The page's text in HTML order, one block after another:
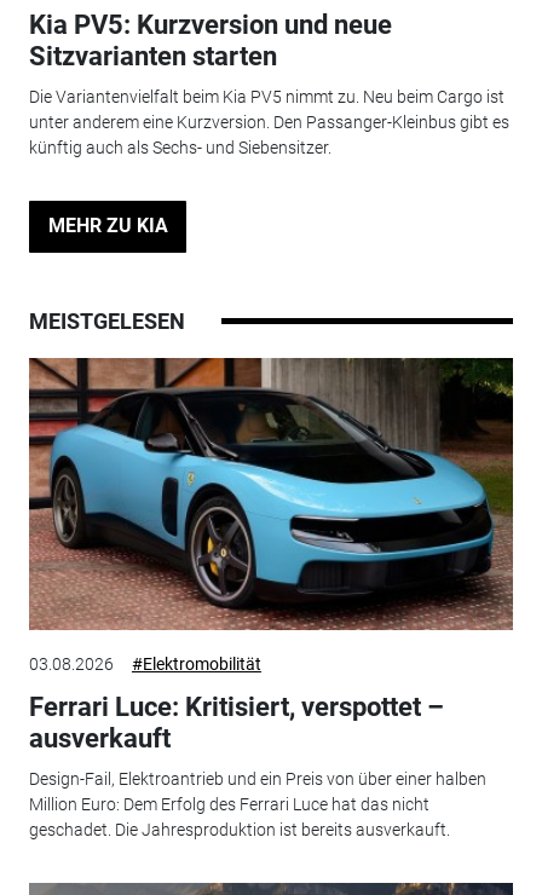
Kia PV5: Kurzversion und neue
Sitzvarianten starten
Die Variantenvielfalt beim Kia PV5 nimmt zu. Neu beim Cargo ist
unter anderem eine Kurzversion. Den Passanger-Kleinbus gibt es
künftig auch als Sechs- und Siebensitzer.
MEHR ZU KIA
MEISTGELESEN
03.08.2026 #Elektromobilität
Ferrari Luce: Kritisiert, verspottet –
ausverkauft
Design-Fail, Elektroantrieb und ein Preis von über einer halben
Million Euro: Dem Erfolg des Ferrari Luce hat das nicht
geschadet. Die Jahresproduktion ist bereits ausverkauft.